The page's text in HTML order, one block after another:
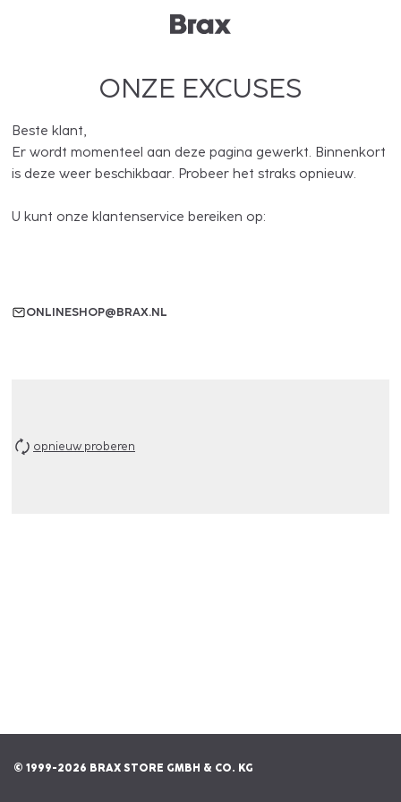
ONZE EXCUSES
Beste klant,
Er wordt momenteel aan deze pagina gewerkt. Binnenkort
is deze weer beschikbaar. Probeer het straks opnieuw.
U kunt onze klantenservice bereiken op:
ONLINESHOP@BRAX.NL
opnieuw proberen
© 1999-2026 BRAX STORE GMBH & CO. KG